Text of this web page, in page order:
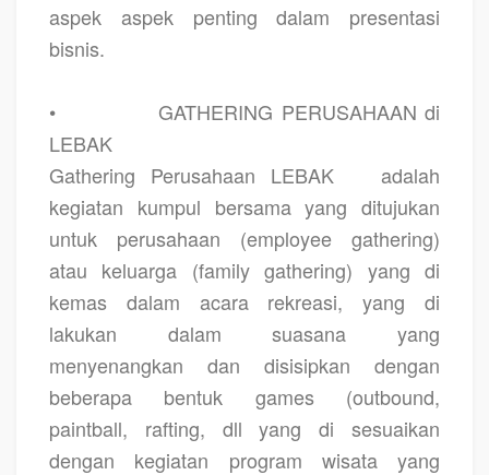
aspek aspek penting dalam presentasi
bisnis.
•
GATHERING PERUSAHAAN di
LEBAK
Gathering Perusahaan LEBAK
adalah
kegiatan kumpul bersama yang ditujukan
untuk perusahaan (employee gathering)
atau keluarga (family gathering) yang di
kemas dalam acara rekreasi, yang di
lakukan dalam suasana yang
menyenangkan dan disisipkan dengan
beberapa bentuk games (outbound,
paintball, rafting, dll yang di sesuaikan
dengan kegiatan program wisata yang